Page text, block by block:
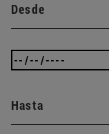
Desde
Hasta